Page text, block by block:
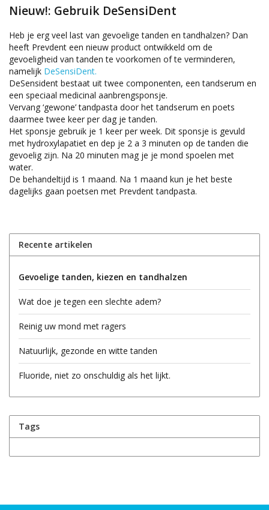
Nieuw!: Gebruik DeSensiDent
Heb je erg veel last van gevoelige tanden en tandhalzen? Dan
heeft Prevdent een nieuw product ontwikkeld om de
gevoeligheid van tanden te voorkomen of te verminderen,
namelijk DeSensiDent.
DeSensident bestaat uit twee componenten, een tandserum en
een speciaal medicinal aanbrengsponsje.
Vervang ‘gewone’ tandpasta door het tandserum en poets
daarmee twee keer per dag je tanden.
Het sponsje gebruik je 1 keer per week. Dit sponsje is gevuld
met hydroxylapatiet en dep je 2 a 3 minuten op de tanden die
gevoelig zijn. Na 20 minuten mag je je mond spoelen met
water.
De behandeltijd is 1 maand. Na 1 maand kun je het beste
dagelijks gaan poetsen met Prevdent tandpasta.
Recente artikelen
Gevoelige tanden, kiezen en tandhalzen
Wat doe je tegen een slechte adem?
Reinig uw mond met ragers
Natuurlijk, gezonde en witte tanden
Fluoride, niet zo onschuldig als het lijkt.
Tags